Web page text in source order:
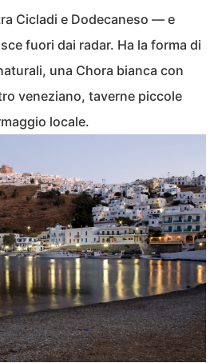
Cicladi e Dodecaneso — e
fuori dai radar. Ha la forma di
una Chora bianca con
veneziano, taverne piccole
locale.